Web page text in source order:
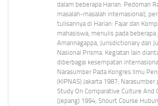
dalam beberapa Harian: Pedoman
masalah-masalah internasional),
tulisannya di Harian: Fajar dan
mahasiswa; menulis pada
Amannagappa, Jurisdictionary dan
Nasional Prisma. Kegiatan lain
diberbagai kesempatan
Narasumber Pada Kongres Ilmu
(KIPNAS) Jakarta 1987; Narasumber
Study On Comparative Culture And
(Jepang) 1994; Shourt Course